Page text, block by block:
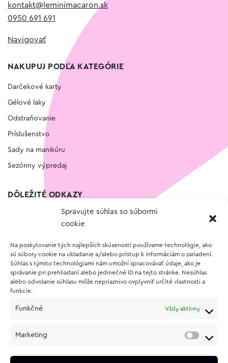
Spravujte súhlas so súbormi
cookie
Na poskytovanie tých najlepších skúseností používame technológie, ako
sú súbory cookie na ukladanie a/alebo prístup k informáciám o zariadení.
Súhlas s týmito technológiami nám umožní spracovávať údaje, ako je
správanie pri prehliadaní alebo jedinečné ID na tejto stránke. Nesúhlas
alebo odvolanie súhlasu môže nepriaznivo ovplyvniť určité vlastnosti a
funkcie.
Funkčné Vždy aktívny
Marketing
kontakt@leminimacaron.sk
0950 691 691
Navigovať
NAKUPUJ PODĽA KATEGÓRIE
Darčekové karty
Gélové laky
Odstraňovanie
Príslušenstvo
Sady na manikúru
Sezónny výpredaj
DÔLEŽITÉ ODKAZY
Vernostný program
O NÁKUPE
Vrátenie a reklamácia tovaru